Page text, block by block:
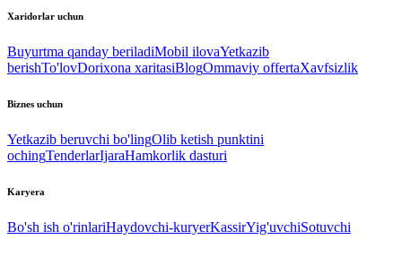
Xaridorlar uchun
Buyurtma qanday beriladiMobil ilovaYetkazib
berishTo'lovDorixona xaritasiBlogOmmaviy offertaXavfsizlik
Biznes uchun
Yetkazib beruvchi bo'lingOlib ketish punktini
ochingTenderlarIjaraHamkorlik dasturi
Karyera
Bo'sh ish o'rinlariHaydovchi-kuryerKassirYig'uvchiSotuvchi